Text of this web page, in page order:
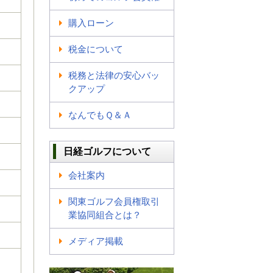
購入ローン
税金について
税務と法律の安心バッ
クアップ
なんでもＱ＆Ａ
日経ゴルフについて
会社案内
関東ゴルフ会員権取引
業協同組合とは？
メディア掲載